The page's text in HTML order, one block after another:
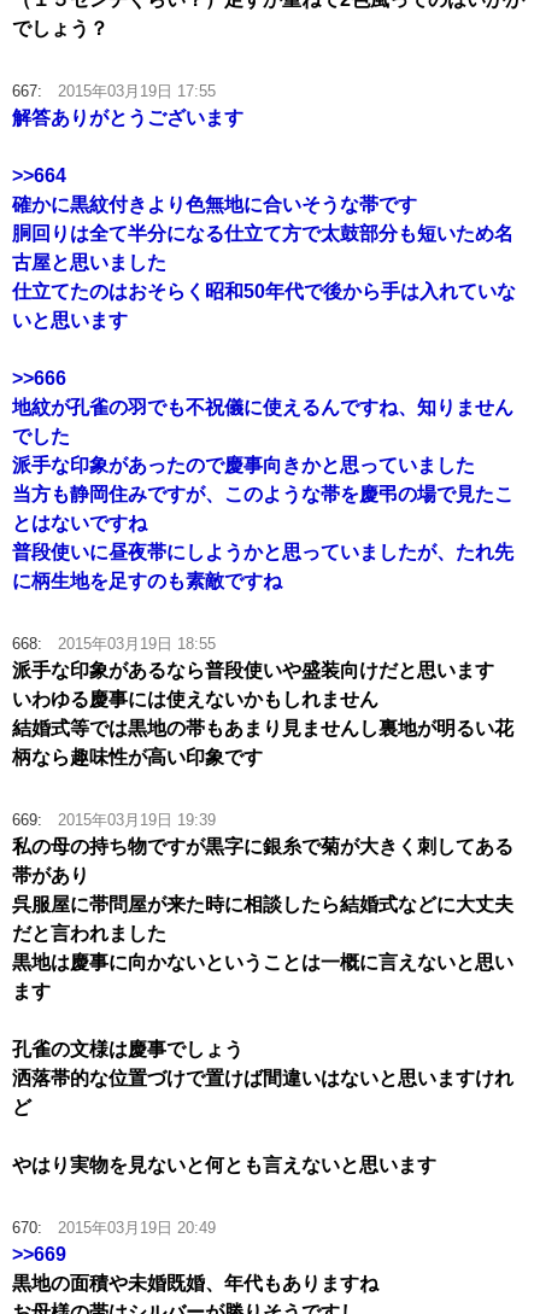
でしょう？
667: 2015年03月19日 17:55
解答ありがとうございます
>>664
確かに黒紋付きより色無地に合いそうな帯です
胴回りは全て半分になる仕立て方で太鼓部分も短いため名
古屋と思いました
仕立てたのはおそらく昭和50年代で後から手は入れていな
いと思います
>>666
地紋が孔雀の羽でも不祝儀に使えるんですね、知りません
でした
派手な印象があったので慶事向きかと思っていました
当方も静岡住みですが、このような帯を慶弔の場で見たこ
とはないですね
普段使いに昼夜帯にしようかと思っていましたが、たれ先
に柄生地を足すのも素敵ですね
668: 2015年03月19日 18:55
派手な印象があるなら普段使いや盛装向けだと思います
いわゆる慶事には使えないかもしれません
結婚式等では黒地の帯もあまり見ませんし裏地が明るい花
柄なら趣味性が高い印象です
669: 2015年03月19日 19:39
私の母の持ち物ですが黒字に銀糸で菊が大きく刺してある
帯があり
呉服屋に帯問屋が来た時に相談したら結婚式などに大丈夫
だと言われました
黒地は慶事に向かないということは一概に言えないと思い
ます
孔雀の文様は慶事でしょう
洒落帯的な位置づけで置けば間違いはないと思いますけれ
ど
やはり実物を見ないと何とも言えないと思います
670: 2015年03月19日 20:49
>>669
黒地の面積や未婚既婚、年代もありますね